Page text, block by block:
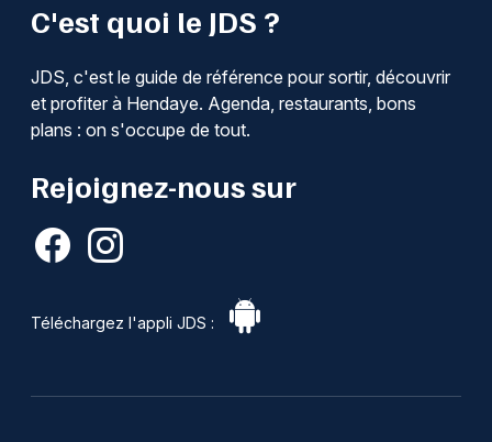
C'est quoi le JDS ?
JDS, c'est le guide de référence pour sortir, découvrir
et profiter à Hendaye. Agenda, restaurants, bons
plans : on s'occupe de tout.
Rejoignez-nous sur
Téléchargez l'appli JDS :